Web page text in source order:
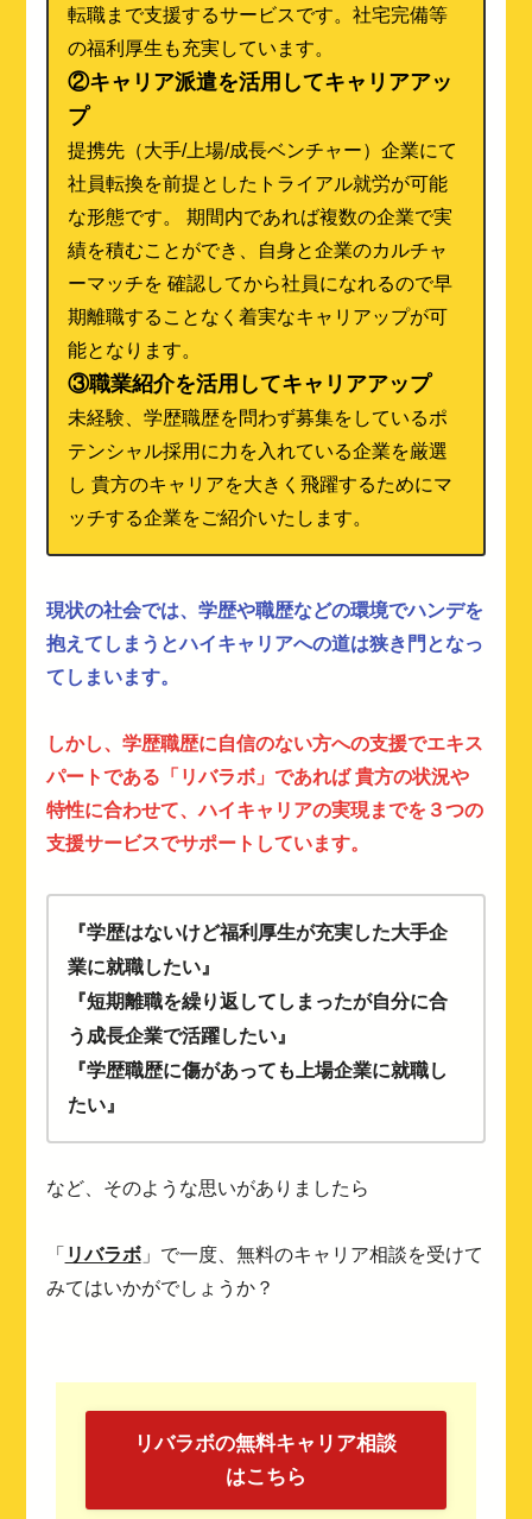
転職まで支援するサービスです。社宅完備等
の福利厚生も充実しています。
②キャリア派遣を活用してキャリアアッ
プ
提携先（大手/上場/成長ベンチャー）企業にて
社員転換を前提としたトライアル就労が可能
な形態です。 期間内であれば複数の企業で実
績を積むことができ、自身と企業のカルチャ
ーマッチを 確認してから社員になれるので早
期離職することなく着実なキャリアップが可
能となります。
③職業紹介を活用してキャリアアップ
未経験、学歴職歴を問わず募集をしているポ
テンシャル採用に力を入れている企業を厳選
し 貴方のキャリアを大きく飛躍するためにマ
ッチする企業をご紹介いたします。
現状の社会では、学歴や職歴などの環境でハンデを
抱えてしまうとハイキャリアへの道は狭き門となっ
てしまいます。
しかし、学歴職歴に自信のない方への支援でエキス
パートである「リバラボ」であれば 貴方の状況や
特性に合わせて、ハイキャリアの実現までを３つの
支援サービスでサポートしています。
『学歴はないけど福利厚生が充実した大手企
業に就職したい』
『短期離職を繰り返してしまったが自分に合
う成長企業で活躍したい』
『学歴職歴に傷があっても上場企業に就職し
たい』
など、そのような思いがありましたら
「 リバラボ」で一度、無料のキャリア相談を受けて
みてはいかがでしょうか？
リバラボの無料キャリア相談
はこちら